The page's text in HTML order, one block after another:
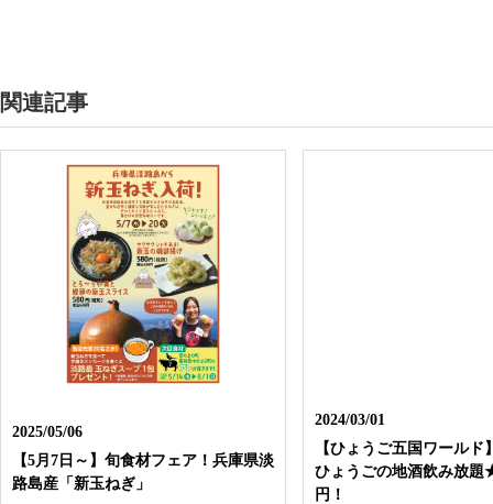
関連記事
2025/05/06
【5月7日～】旬食材フェア！兵庫県淡
路島産「新玉ねぎ」
2024/03/01
【ひょうご五国ワールド
ひょうごの地酒飲み放題
円！